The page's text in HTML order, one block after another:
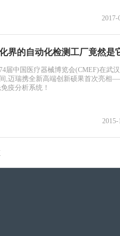
2017-
界的自动化检测工厂竟然是
届中国医疗器械博览会(CMEF)在武
,迈瑞携全新高端创新硕果首次亮相
疫分析系统！
2015-